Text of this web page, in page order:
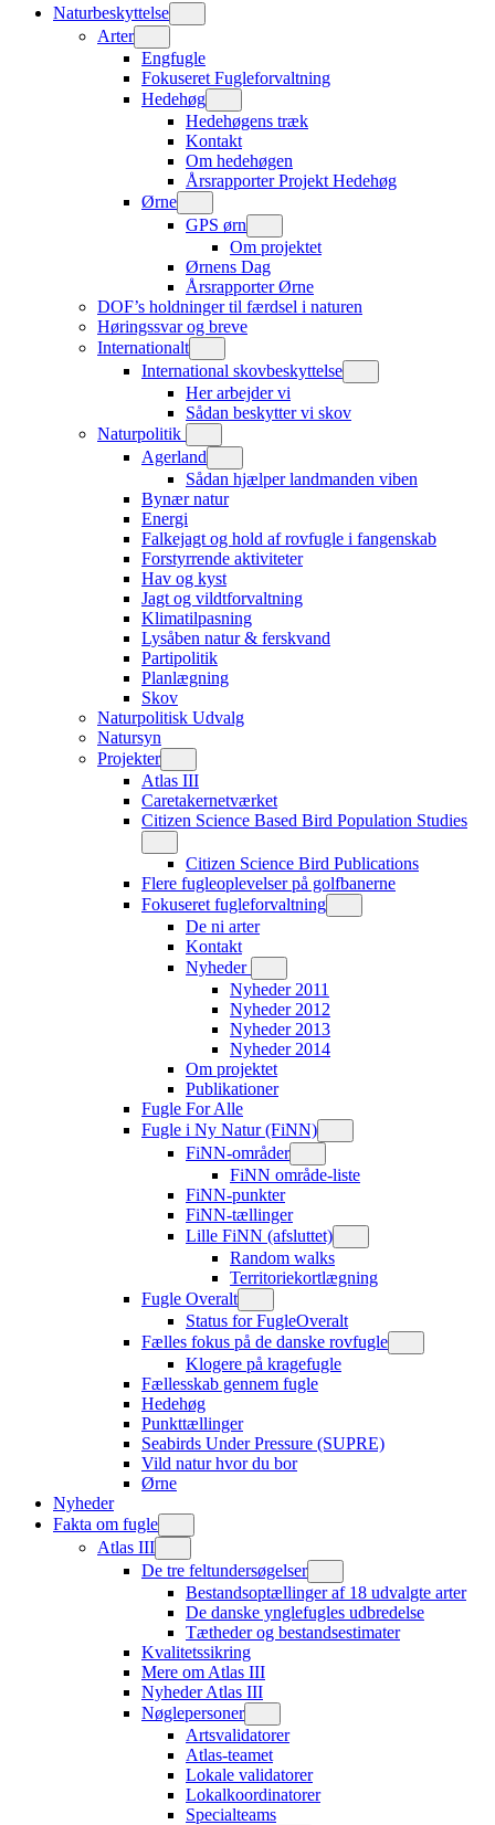
Naturbeskyttelse
Arter
Engfugle
Fokuseret Fugleforvaltning
Hedehøg
Hedehøgens træk
Kontakt
Om hedehøgen
Årsrapporter Projekt Hedehøg
Ørne
GPS ørn
Om projektet
Ørnens Dag
Årsrapporter Ørne
DOF’s holdninger til færdsel i naturen
Høringssvar og breve
Internationalt
International skovbeskyttelse
Her arbejder vi
Sådan beskytter vi skov
Naturpolitik
Agerland
Sådan hjælper landmanden viben
Bynær natur
Energi
Falkejagt og hold af rovfugle i fangenskab
Forstyrrende aktiviteter
Hav og kyst
Jagt og vildtforvaltning
Klimatilpasning
Lysåben natur & ferskvand
Partipolitik
Planlægning
Skov
Naturpolitisk Udvalg
Natursyn
Projekter
Atlas III
Caretakernetværket
Citizen Science Based Bird Population Studies
Citizen Science Bird Publications
Flere fugleoplevelser på golfbanerne
Fokuseret fugleforvaltning
De ni arter
Kontakt
Nyheder
Nyheder 2011
Nyheder 2012
Nyheder 2013
Nyheder 2014
Om projektet
Publikationer
Fugle For Alle
Fugle i Ny Natur (FiNN)
FiNN-områder
FiNN område-liste
FiNN-punkter
FiNN-tællinger
Lille FiNN (afsluttet)
Random walks
Territoriekortlægning
Fugle Overalt
Status for FugleOveralt
Fælles fokus på de danske rovfugle
Klogere på kragefugle
Fællesskab gennem fugle
Hedehøg
Punkttællinger
Seabirds Under Pressure (SUPRE)
Vild natur hvor du bor
Ørne
Nyheder
Fakta om fugle
Atlas III
De tre feltundersøgelser
Bestandsoptællinger af 18 udvalgte arter
De danske ynglefugles udbredelse
Tætheder og bestandsestimater
Kvalitetssikring
Mere om Atlas III
Nyheder Atlas III
Nøglepersoner
Artsvalidatorer
Atlas-teamet
Lokale validatorer
Lokalkoordinatorer
Specialteams